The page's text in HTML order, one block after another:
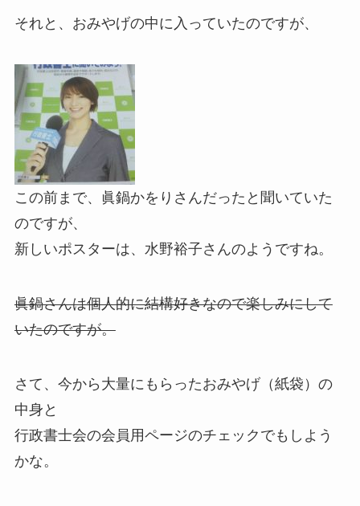
それと、おみやげの中に入っていたのですが、
この前まで、眞鍋かをりさんだったと聞いていた
のですが、
新しいポスターは、水野裕子さんのようですね。
眞鍋さんは個人的に結構好きなので楽しみにして
いたのですが。
さて、今から大量にもらったおみやげ（紙袋）の
中身と
行政書士会の会員用ページのチェックでもしよう
かな。